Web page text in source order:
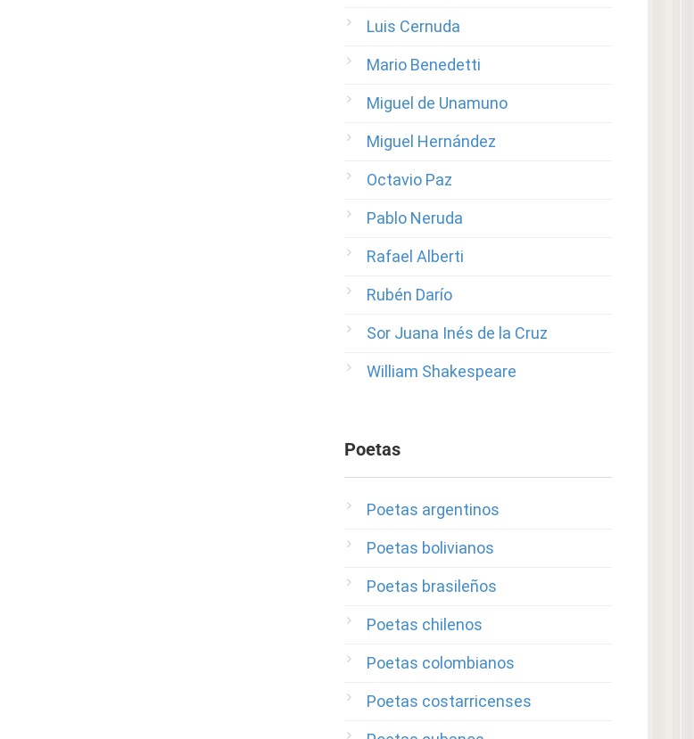
Luis Cernuda
Mario Benedetti
Miguel de Unamuno
Miguel Hernández
Octavio Paz
Pablo Neruda
Rafael Alberti
Rubén Darío
Sor Juana Inés de la Cruz
William Shakespeare
Poetas
Poetas argentinos
Poetas bolivianos
Poetas brasileños
Poetas chilenos
Poetas colombianos
Poetas costarricenses